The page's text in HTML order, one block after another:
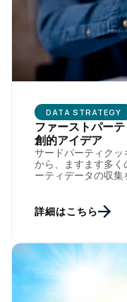
DATA STRATEGY
ファーストパー
創的アイデア
サードパーティクッ
から、ますます多
ーティデータの収集
詳細はこちら